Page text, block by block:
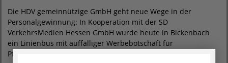
Die HDV gemeinnützige GmbH geht neue Wege in der
Personalgewinnung: In Kooperation mit der SD
VerkehrsMedien Hessen GmbH wurde heute in Bickenbach
ein Linienbus mit auffälliger Werbebotschaft für
Pflegefachkräfte offiziell übergeben.